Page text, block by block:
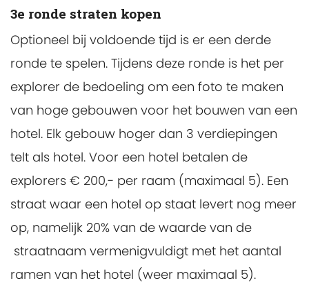
3e ronde straten kopen
Optioneel bij voldoende tijd is er een derde
ronde te spelen. Tijdens deze ronde is het per
explorer de bedoeling om een foto te maken
van hoge gebouwen voor het bouwen van een
hotel. Elk gebouw hoger dan 3 verdiepingen
telt als hotel. Voor een hotel betalen de
explorers € 200,- per raam (maximaal 5). Een
straat waar een hotel op staat levert nog meer
op, namelijk 20% van de waarde van de
straatnaam vermenigvuldigt met het aantal
ramen van het hotel (weer maximaal 5).